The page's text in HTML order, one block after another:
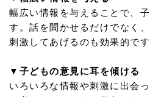
幅広い情報を与えることで、
す。話を聞かせるだけでなく
刺激してあげるのも効果的です
▼子どもの意見に耳を傾ける
いろいろな情報や刺激に出会